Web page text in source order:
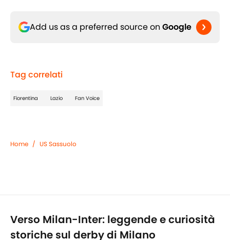
Add us as a preferred source on Google
Tag correlati
Fiorentina Lazio Fan Voice
Home / US Sassuolo
Verso Milan-Inter: leggende e curiosità
storiche sul derby di Milano